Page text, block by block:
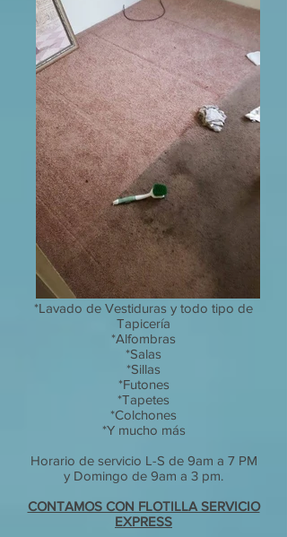
*Lavado de Vestiduras y todo tipo de
Tapicería
*Alfombras
*Salas
*Sillas
*Futones
*Tapetes
*Colchones
*Y mucho más
Horario de servicio L-S de 9am a 7 PM
y Domingo de 9am a 3 pm.
CONTAMOS CON FLOTILLA SERVICIO
EXPRESS